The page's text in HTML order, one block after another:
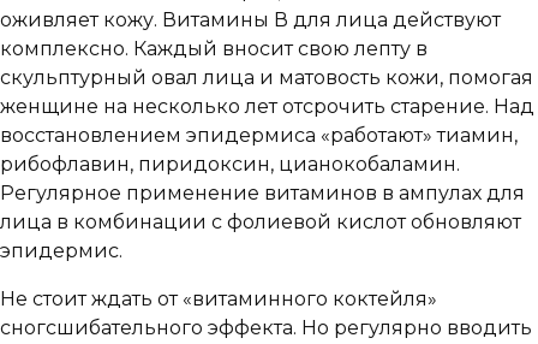
оживляет кожу. Витамины В для лица действуют
комплексно. Каждый вносит свою лепту в
скульптурный овал лица и матовость кожи, помогая
женщине на несколько лет отсрочить старение. Над
восстановлением эпидермиса «работают» тиамин,
рибофлавин, пиридоксин, цианокобаламин.
Регулярное применение витаминов в ампулах для
лица в комбинации с фолиевой кислот обновляют
эпидермис.
Не стоит ждать от «витаминного коктейля»
сногсшибательного эффекта. Но регулярно вводить